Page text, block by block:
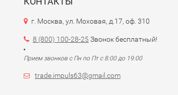
г. Москва, ул. Моховая, д.17, оф. 310
8 (800) 100-28-25 Звонок бесплатный!
Прием звонков с Пн по Пт с 8:00 до 19:00
trade.impuls63@gmail.com